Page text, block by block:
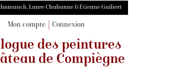
Laure Chabanne & Étienne Guibert
Mon compte Connexion
des peintures
de Compiègne